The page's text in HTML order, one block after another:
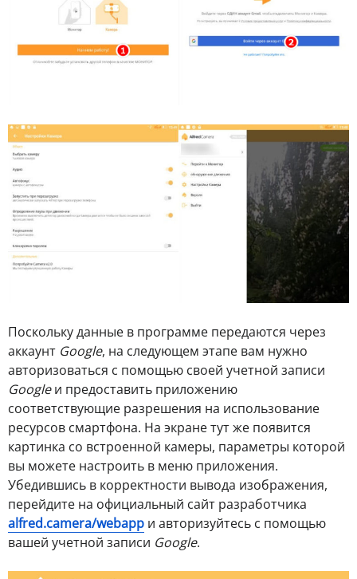
Поскольку данные в программе передаются через
аккаунт Google, на следующем этапе вам нужно
авторизоваться с помощью своей учетной записи
Googleи предоставить приложению
соответствующие разрешения на использование
ресурсов смартфона. На экране тут же появится
картинка со встроенной камеры, параметры которой
вы можете настроить в меню приложения.
Убедившись в корректности вывода изображения,
перейдите на официальный сайт разработчика
alfred.camera/webapp и авторизуйтесь с помощью
вашей учетной записи Google.